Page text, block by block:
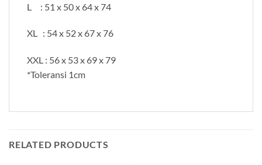
L : 51 x 50 x 64 x 74
XL : 54 x 52 x 67 x 76
XXL : 56 x 53 x 69 x 79
*Toleransi 1cm
RELATED PRODUCTS